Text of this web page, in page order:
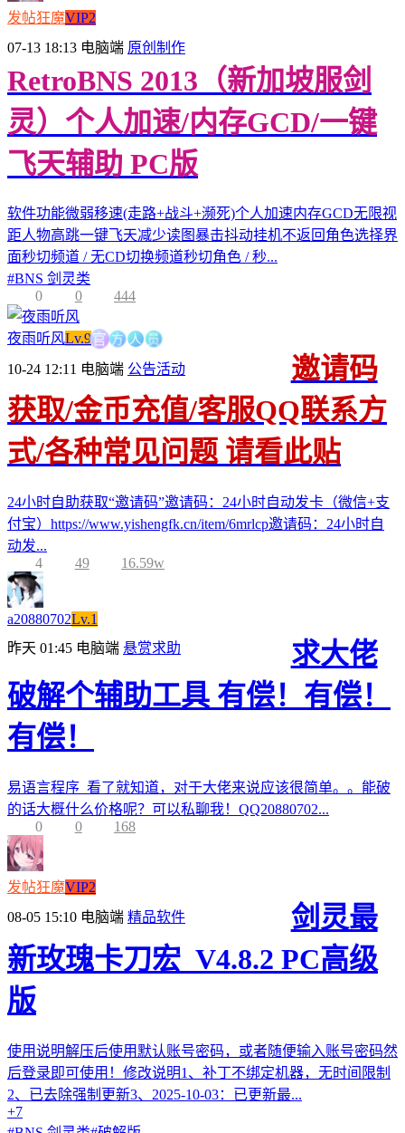
发帖狂魔VIP2
07-13 18:13 电脑端 原创制作
RetroBNS 2013（新加坡服剑
灵）个人加速/内存GCD/一键
飞天辅助 PC版
软件功能微弱移速(走路+战斗+濒死)个人加速内存GCD无限视
距人物高跳一键飞天减少读图暴击抖动挂机不返回角色选择界
面秒切频道 / 无CD切换频道秒切角色 / 秒...
#BNS 剑灵类
0
0 444
夜雨听风Lv.9官方人员
10-24 12:11 电脑端 公告活动
邀请码
获取/金币充值/客服QQ联系方
式/各种常见问题 请看此贴
24小时自助获取“邀请码”邀请码：24小时自动发卡（微信+支
付宝）https://www.yishengfk.cn/item/6mrlcp邀请码：24小时自
动发...
4
49 16.59w
a20880702Lv.1
昨天 01:45 电脑端 悬赏求助
求大佬
破解个辅助工具 有偿！有偿！
有偿！
易语言程序 看了就知道，对于大佬来说应该很简单。。能破
的话大概什么价格呢？可以私聊我！QQ20880702...
0
0 168
发帖狂魔VIP2
08-05 15:10 电脑端 精品软件
剑灵最
新玫瑰卡刀宏_V4.8.2 PC高级
版
使用说明解压后使用默认账号密码，或者随便输入账号密码然
后登录即可使用！修改说明1、补丁不绑定机器，无时间限制
2、已去除强制更新3、2025-10-03：已更新最...
+7